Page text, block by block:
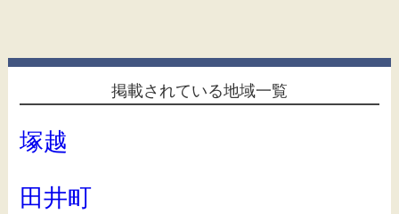
掲載されている地域一覧
塚越
田井町